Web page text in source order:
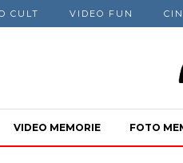
CULT VIDEO FUN
VIDEO MEMORIE FOTO